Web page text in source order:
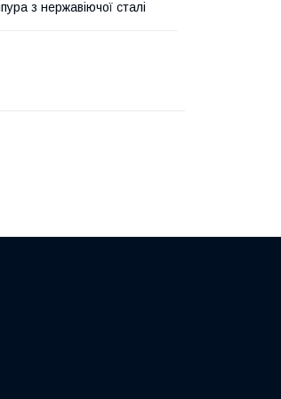
з нержавіючої сталі